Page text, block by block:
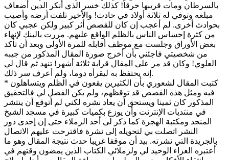
بالسرطان ومات قريبها حرقاً! كذلك خسر الذي أنكر الدين أضعاف
مبلغه وتوفي له ثلاثة أولاد في حادث! والأخير تلفت أرضه وأصيب
بحوادث أخرى. لم أعجب إن كان للقصص أثر كبير ولكن عجبي كان
من كثرة إحساس الناس بالظلم الواقع عليهم. مررت بالبنك لإنهاء
بعض الأوراق وجلست مع موظف أقابله للمرة الأولى وبعد أن تأكد
من شخصيتي فاجئني بأن أخرج صورة المقال المذكور من جيبه
العلوي! وكان قد مر على المقال قرابة ثلاثة أشهر! تنهد ثم قال لي
إنه يحتفظ به ليقرأه دوما، ولم أعرف سر ذلك.
* كتبت المقال لشعوري بأن الكثيرين يقعون في الظلم ويتساهلون
فيه ومثل هذه القصص قد توقظهم، ولم يكن الفضل لي فالتحقيق
المذكور كان ثمينا ويستحق أن يعاد نشره لكني لم أتوقع أن ينتشر
في منتديات الإنترنت وأن يوزع بكميات كبيرة في مسجد الشيخ
المنجد ومكتبة الهجرة كما ذكر لي أحد الزملاء حتى إن إحدى دور
النشر اتصلت بي لتحويله إلى نشرة فاقترحت عليهم الاتصال
بالجريدة التي نشرته. بيد أن موقفا غريبا حدث نتيجة المقال وهو ما
أعتبره العزاء الوحيد لي ولزملائي الكتاب الذين يمضون وقتهم في